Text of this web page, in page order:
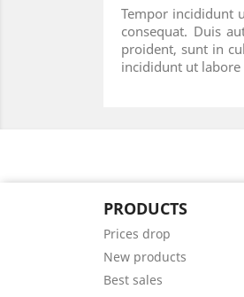
Tempor incididunt
consequat. Duis
proident, sunt in
incididunt ut
PRODUCTS
Prices drop
New products
Best sales